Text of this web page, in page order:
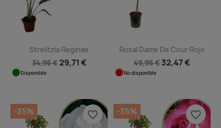
Strelitzia Reginae
34,95 € 29,71 €
Disponible
Rosal Dame De Cour Rojo
49,95 €32,47 €
No disponible
-35% favorite_border -35% favorite_border